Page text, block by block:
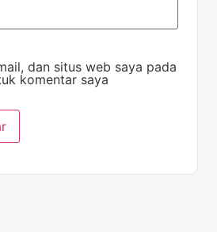
dan situs web saya pada
komentar saya